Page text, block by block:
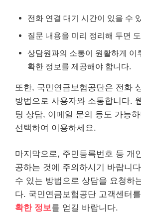
전화 연결 대기 시간이 있을 수
질문 내용을 미리 정리해 두면
상담원과의 소통이 원활하게 이
확한 정보를 제공해야 합니다.
또한, 국민연금보험공단은 전화
방법으로 사용자와 소통합니다.
팅 상담, 이메일 문의 등도 가능
선택하여 이용하세요.
마지막으로, 주민등록번호 등 개
공하는 것에 주의하시기 바랍니
수 있는 방법으로 상담을 요청하
다. 국민연금보험공단 고객센터
확한 정보를 얻길 바랍니다.